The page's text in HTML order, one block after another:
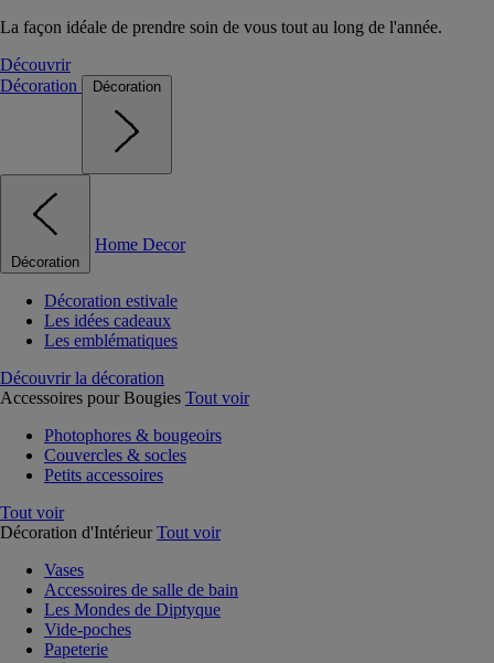
La façon idéale de prendre soin de vous tout au long de l'année.
Découvrir
Décoration
Décoration
Décoration
Home Decor
Décoration estivale
Les idées cadeaux
Les emblématiques
Découvrir la décoration
Accessoires pour Bougies Tout voir
Photophores & bougeoirs
Couvercles & socles
Petits accessoires
Tout voir
Décoration d'Intérieur Tout voir
Vases
Accessoires de salle de bain
Les Mondes de Diptyque
Vide-poches
Papeterie